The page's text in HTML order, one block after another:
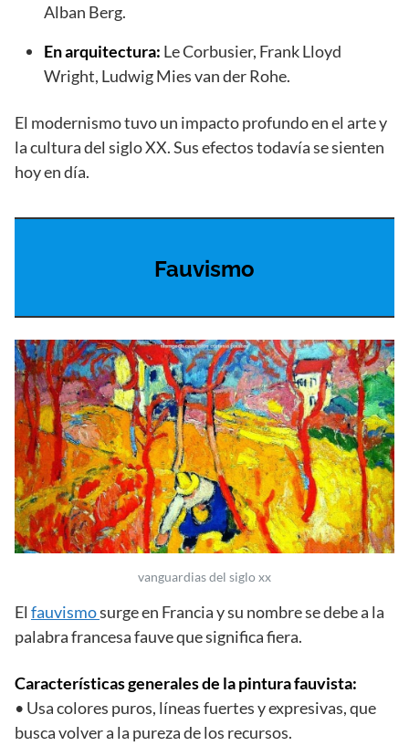
Alban Berg.
En arquitectura: Le Corbusier, Frank Lloyd
Wright, Ludwig Mies van der Rohe.
El modernismo tuvo un impacto profundo en el arte y
la cultura del siglo XX. Sus efectos todavía se sienten
hoy en día.
Fauvismo
vanguardias del siglo xx
El fauvismosurge en Francia y su nombre se debe a la
palabra francesa fauve que significa fiera.
Características generales de la pintura fauvista:
• Usa colores puros, líneas fuertes y expresivas, que
busca volver a la pureza de los recursos.